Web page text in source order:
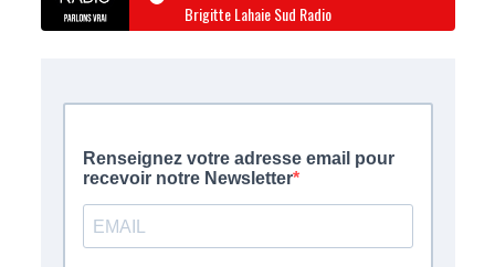
Brigitte Lahaie Sud Radio